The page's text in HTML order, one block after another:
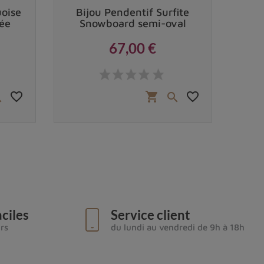
favorite_border
Bijou Pendentif Surfite
Snowboard semi-oval
67,00 €
shopping_cart  favorite_border
Service client
du lundi au vendredi de 9h à 18h